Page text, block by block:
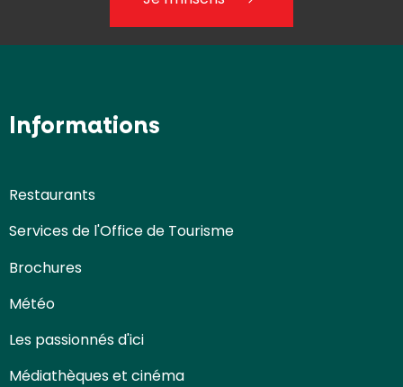
Informations
Restaurants
Services de l'Office de Tourisme
Brochures
Météo
Les passionnés d'ici
Médiathèques et cinéma